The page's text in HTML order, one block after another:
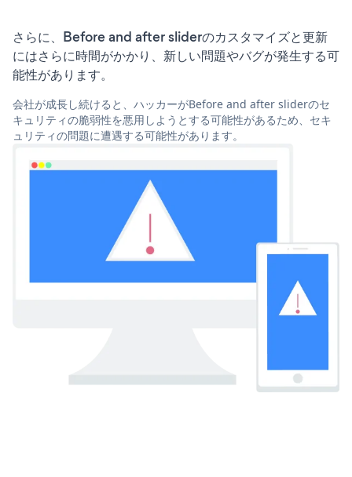
さらに、Before and after sliderのカスタマイズと更新
にはさらに時間がかかり、新しい問題やバグが発生する可
能性があります。
会社が成長し続けると、ハッカーがBefore and after sliderのセ
キュリティの脆弱性を悪用しようとする可能性があるため、セキ
ュリティの問題に遭遇する可能性があります。